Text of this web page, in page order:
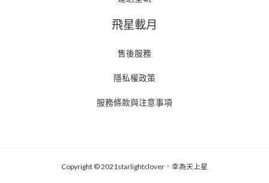
飛星載月
售後服務
隱私權政策
服務條款與注意事項
Copyright © 2021starlightclover．幸為天上星